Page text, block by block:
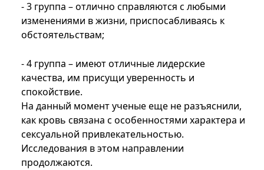
- 3 группа – отлично справляются с любыми
изменениями в жизни, приспосабливаясь к
обстоятельствам;
- 4 группа – имеют отличные лидерские
качества, им присущи уверенность и
спокойствие.
На данный момент ученые еще не разъяснили,
как кровь связана с особенностями характера и
сексуальной привлекательностью.
Исследования в этом направлении
продолжаются.